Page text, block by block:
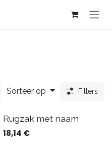
Sorteer op Filters
Rugzak met naam
18,14 €